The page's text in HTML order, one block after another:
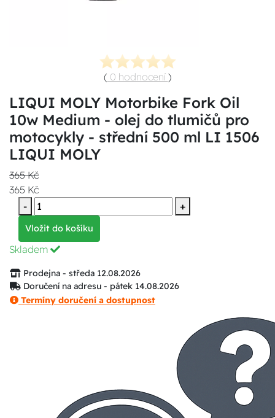
( 0 hodnocení )
LIQUI MOLY Motorbike Fork Oil
10w Medium - olej do tlumičů pro
motocykly - střední 500 ml LI 1506
LIQUI MOLY
365 Kč
365 Kč
-
+
Vložit do košíku
Skladem
Prodejna - středa 12.08.2026
Doručení na adresu - pátek 14.08.2026
Termíny doručení a dostupnost